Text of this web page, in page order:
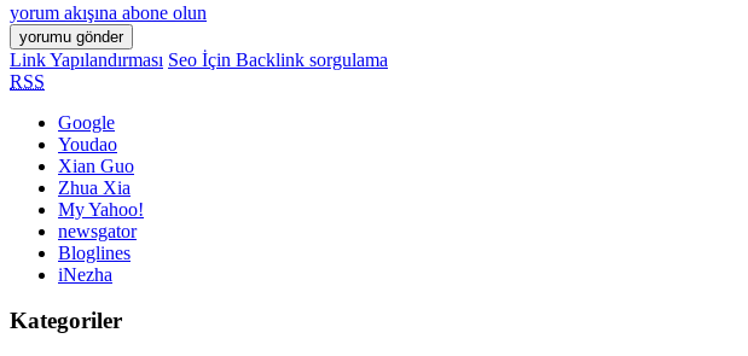
yorum akışına abone olun
Link Yapılandırması Seo İçin Backlink sorgulama
RSS
Google
Youdao
Xian Guo
Zhua Xia
My Yahoo!
newsgator
Bloglines
iNezha
Kategoriler